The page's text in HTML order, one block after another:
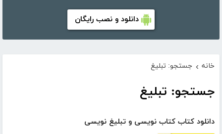
دانلود و نصب رایگان
خانه › جستجو: تبلیغ
جستجو: تبلیغ
دانلود کتاب کتاب نویسی و تبلیغ نویسی